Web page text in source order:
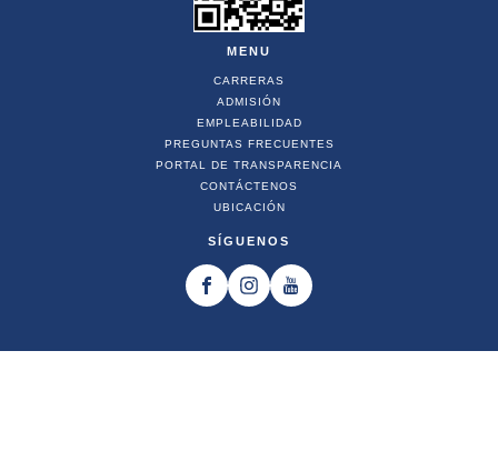
MENU
CARRERAS
ADMISIÓN
EMPLEABILIDAD
PREGUNTAS FRECUENTES
PORTAL DE TRANSPARENCIA
CONTÁCTENOS
UBICACIÓN
SÍGUENOS